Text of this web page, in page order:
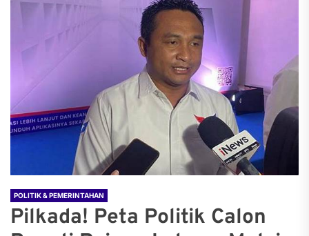
POLITIK & PEMERINTAHAN
Pilkada! Peta Politik Calon